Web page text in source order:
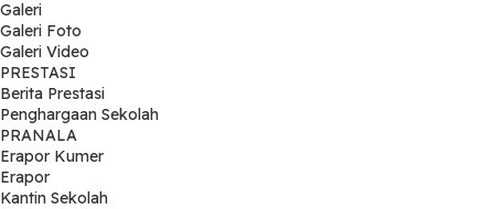
Galeri
Galeri Foto
Galeri Video
PRESTASI
Berita Prestasi
Penghargaan Sekolah
PRANALA
Erapor Kumer
Erapor
Kantin Sekolah